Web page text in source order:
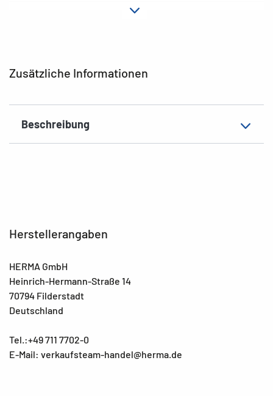
Zusätzliche Informationen
Beschreibung
Herstellerangaben
HERMA GmbH
Heinrich-Hermann-Straße 14
70794 Filderstadt
Deutschland
Tel.:+49 711 7702-0
E-Mail: verkaufsteam-handel@herma.de